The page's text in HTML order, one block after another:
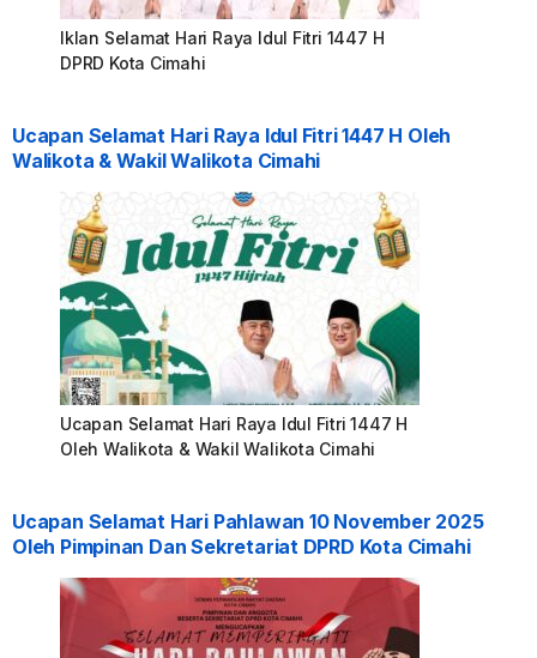
Iklan Selamat Hari Raya Idul Fitri 1447 H
DPRD Kota Cimahi
Ucapan Selamat Hari Raya Idul Fitri 1447 H Oleh
Walikota & Wakil Walikota Cimahi
Ucapan Selamat Hari Raya Idul Fitri 1447 H
Oleh Walikota & Wakil Walikota Cimahi
Ucapan Selamat Hari Pahlawan 10 November 2025
Oleh Pimpinan Dan Sekretariat DPRD Kota Cimahi